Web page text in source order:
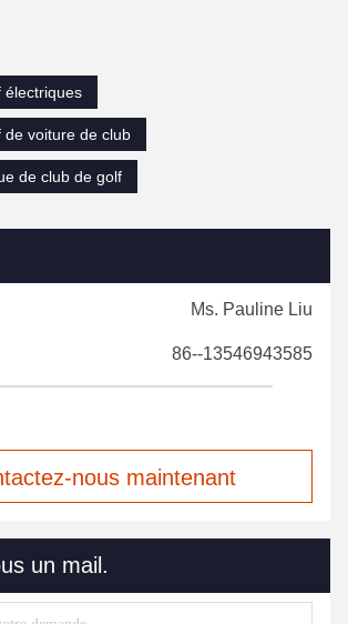
électriques
de voiture de club
de club de golf
Ms. Pauline Liu
86--13546943585
nous maintenant
un mail.